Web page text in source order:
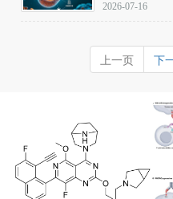
抗剂，被广泛
靶点药理机制
针。
2026-07-16
上一页 下